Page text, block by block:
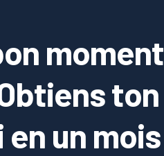
moment
ton
un mois